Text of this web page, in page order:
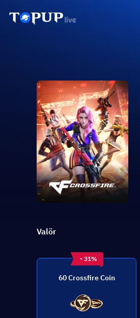
Valör
- 31%
60 Crossfire Coin